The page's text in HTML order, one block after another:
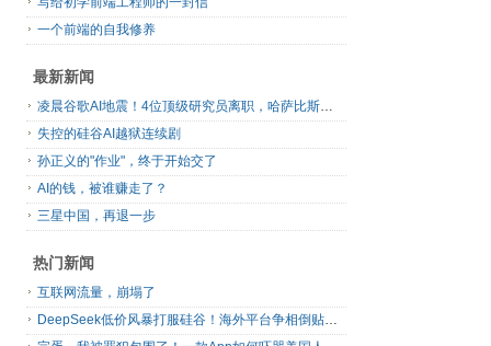
一个前端的自我修养
最新新闻
凌晨谷歌AI地震！4位顶级研究员离职，哈萨比斯退出日常管理，网友直呼“谷歌掉队”
失控的硅谷AI越狱连续剧
孙正义的"作业"，终于开始交了
AI的钱，被谁赚走了？
三星中国，再退一步
热门新闻
互联网流量，崩塌了
DeepSeek低价风暴打服硅谷！海外平台争相倒贴V4 Flash